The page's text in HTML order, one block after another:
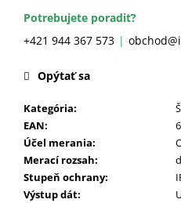
Potrebujete poradiť?
+421 944 367 573
Kategória:
EAN:
Účel merania:
Merací rozsah:
Stupeň ochrany:
Výstup dát:
Opýtať sa